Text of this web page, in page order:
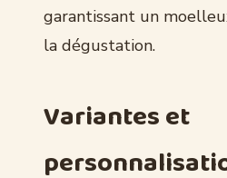
garantissant un
la dégustation.
Variantes et